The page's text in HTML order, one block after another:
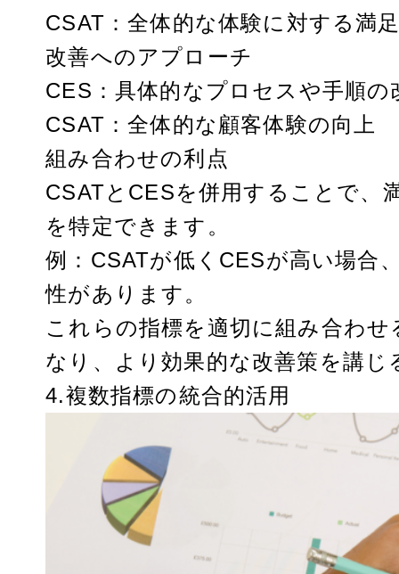
CSAT：全体的な体験に対する満
改善へのアプローチ
CES：具体的なプロセスや手順の
CSAT：全体的な顧客体験の向上
組み合わせの利点
CSATとCESを併用することで、
を特定できます。
例：CSATが低くCESが高い場合
性があります。
これらの指標を適切に組み合わ
なり、より効果的な改善策を講
4.複数指標の統合的活用